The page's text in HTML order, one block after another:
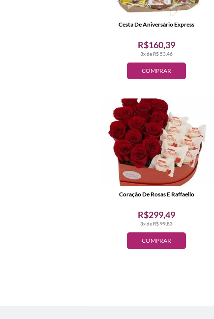
COMPRAR
3x de R$ 53,46
R$160,39
Cesta De Aniversário Express
COMPRAR
3x de R$ 99,83
R$299,49
Coração De Rosas E Raffaello